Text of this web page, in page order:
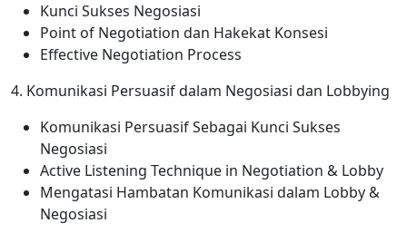
Kunci Sukses Negosiasi
Point of Negotiation dan Hakekat Konsesi
Effective Negotiation Process
4. Komunikasi Persuasif dalam Negosiasi dan Lobbying
Komunikasi Persuasif Sebagai Kunci Sukses
Negosiasi
Active Listening Technique in Negotiation & Lobby
Mengatasi Hambatan Komunikasi dalam Lobby &
Negosiasi